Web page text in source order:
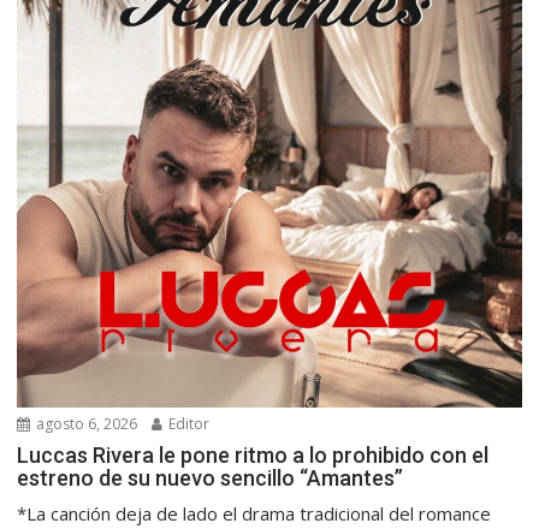
agosto 6, 2026 Editor
Luccas Rivera le pone ritmo a lo prohibido con el
estreno de su nuevo sencillo “Amantes”
*La canción deja de lado el drama tradicional del romance